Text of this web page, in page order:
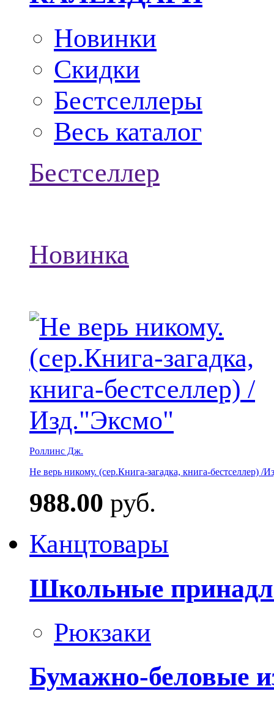
Новинки
Скидки
Бестселлеры
Весь каталог
Бестселлер
Новинка
Роллинс Дж.
Не верь никому. (сер.Книга-загадка, книга-бестселлер) /
988.00 руб.
Канцтовары
Школьные
Рюкзаки
Бумажно-беловые